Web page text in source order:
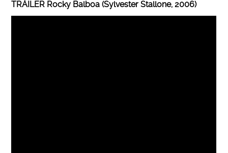
TRÁILER Rocky Balboa (Sylvester Stallone, 2006)